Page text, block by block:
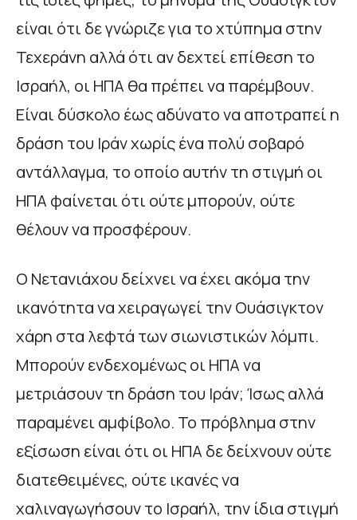
είναι ότι δε γνώριζε για το χτύπημα στην
Τεχεράνη αλλά ότι αν δεχτεί επίθεση το
Ισραήλ, οι ΗΠΑ θα πρέπει να παρέμβουν.
Είναι δύσκολο έως αδύνατο να αποτραπεί η
δράση του Ιράν χωρίς ένα πολύ σοβαρό
αντάλλαγμα, το οποίο αυτήν τη στιγμή οι
ΗΠΑ φαίνεται ότι ούτε μπορούν, ούτε
θέλουν να προσφέρουν.
Ο Νετανιάχου δείχνει να έχει ακόμα την
ικανότητα να χειραγωγεί την Ουάσιγκτον
χάρη στα λεφτά των σιωνιστικών λόμπι.
Μπορούν ενδεχομένως οι ΗΠΑ να
μετριάσουν τη δράση του Ιράν; Ίσως αλλά
παραμένει αμφίβολο. Το πρόβλημα στην
εξίσωση είναι ότι οι ΗΠΑ δε δείχνουν ούτε
διατεθειμένες, ούτε ικανές να
χαλιναγωγήσουν το Ισραήλ, την ίδια στιγμή